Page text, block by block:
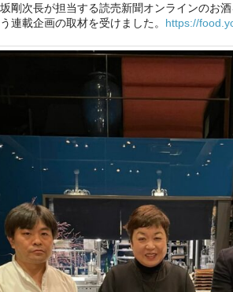
剛次長が担当する読売新聞オンラインのお
連載企画の取材を受けました。 https://